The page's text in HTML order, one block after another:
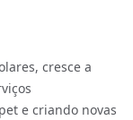
cresce a
e criando novas